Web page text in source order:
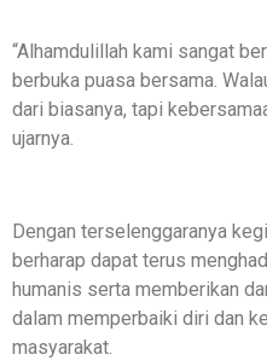
“Alhamdulillah kami sangat
berbuka puasa bersama.
dari biasanya, tapi
ujarnya.
Dengan terselenggaranya
berharap dapat terus
humanis serta memberikan
dalam memperbaiki diri dan
masyarakat.